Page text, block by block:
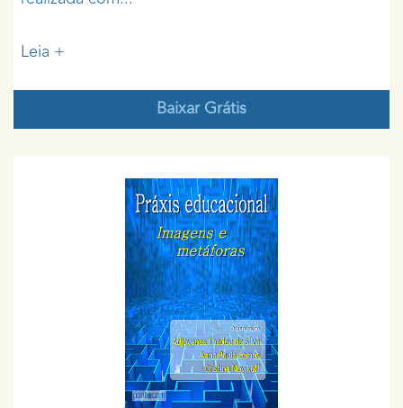
Leia +
Baixar Grátis